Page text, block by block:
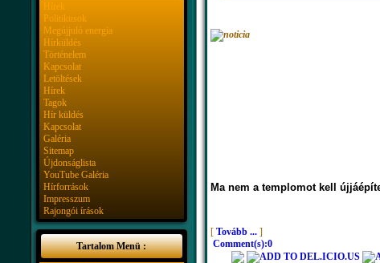
Hírek
Politikusok
Megújjuló energia
Hírküldés
Történelem
Kapcsolat
Letöltések
Hírek
Tagok
Hír küldés
Kapcsolat
Galéria
Sitemap
Újdonságlista
YouTube Galéria
Hírforrások
Impresszum
Rajongói írások
Tartalom Menü :
Ma nem a templomot kell
[ Tovább ...]
Comment(s):0